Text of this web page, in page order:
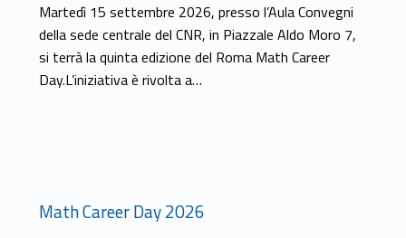
Martedì 15 settembre 2026, presso l’Aula Convegni
della sede centrale del CNR, in Piazzale Aldo Moro 7,
si terrà la quinta edizione del Roma Math Career
Day.L’iniziativa è rivolta a…
Math Career Day 2026